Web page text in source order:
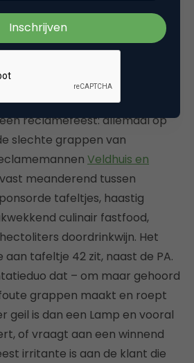
in zo’n Concertgebouw een
Of je er iets aan mist als je er
is natuurlijk indrukwekkend,
een paar jaar wel op en zou
setting ook wel passen.
reclamefeest: allemaal op
slechte grappen van
Veldhuis en
meanderend tussen
tafeltjes, haastig
culinair fastfood,
doordrinkwijn. Het
aan tafeltje 42 zit, naast de PA.
dat – om maar gehoord
grappen maakt en roept
geil is dan een Lamp en vooral
of vraagt aan een winnend
irritante is aan de klant die